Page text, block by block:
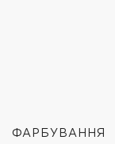
ФАРБУВАННЯ